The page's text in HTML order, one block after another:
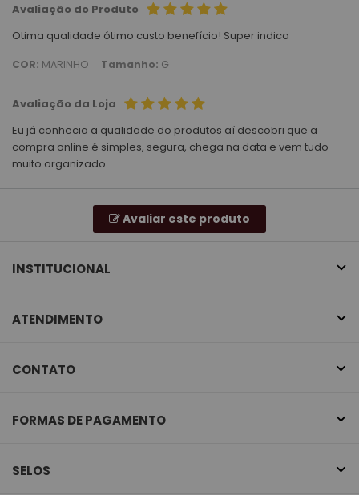
Avaliação do Produto
Otima qualidade ótimo custo benefício! Super indico
COR: MARINHO Tamanho: G
Avaliação da Loja
Eu já conhecia a qualidade do produtos aí descobri que a
compra online é simples, segura, chega na data e vem tudo
muito organizado
Avaliar este produto
INSTITUCIONAL
ATENDIMENTO
CONTATO
FORMAS DE PAGAMENTO
SELOS